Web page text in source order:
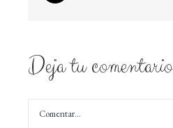
Deja tu comentario
Comentar